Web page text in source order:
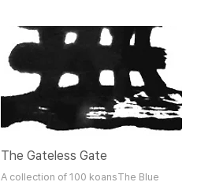
outline of Ganhwa seonWhat is
Ganhwa Seon?The Characteristics
Ganhwa Seon has as Patriarchal
SeonThe Reason for the Emphasis in
Ganhwa Seon on Originally Being
The Gateless Gate
A collection of 100 koansThe Blue